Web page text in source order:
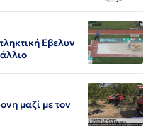
Εβελυν
μαζί με τον